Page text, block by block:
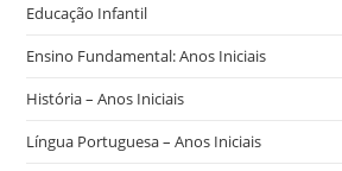
Educação Infantil
Ensino Fundamental: Anos Iniciais
História – Anos Iniciais
Língua Portuguesa – Anos Iniciais